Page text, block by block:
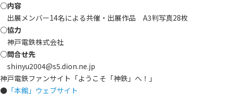
○内容
出展メンバー14名による共催・出展作品 A3判写真28枚
○協力
神戸電鉄株式会社
○問合せ先
shinyu2004@s5.dion.ne.jp
神戸電鉄ファンサイト「ようこそ「神鉄」へ！」
● 「本館」ウェブサイト